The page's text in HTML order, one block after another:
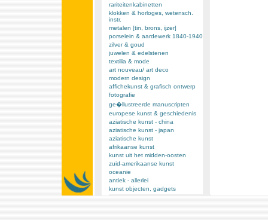
rariteitenkabinetten
klokken & horloges, wetensch.
instr.
metalen [tin, brons, ijzer]
porselein & aardewerk 1840-1940
zilver & goud
juwelen & edelstenen
textilia & mode
art nouveau/ art deco
modern design
affichekunst & grafisch ontwerp
fotografie
ge�llustreerde manuscripten
europese kunst & geschiedenis
aziatische kunst - china
aziatische kunst - japan
aziatische kunst
afrikaanse kunst
kunst uit het midden-oosten
zuid-amerikaanse kunst
oceanie
antiek - allerlei
kunst objecten, gadgets